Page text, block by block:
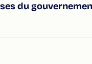
du